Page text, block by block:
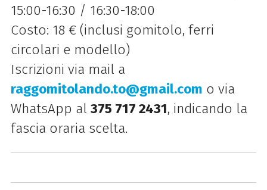
15:00-16:30 / 16:30-18:00
Costo: 18 € (inclusi gomitolo, ferri
circolari e modello)
Iscrizioni via mail a
raggomitolando.to@gmail.com o via
WhatsApp al 375 717 2431, indicando la
fascia oraria scelta.